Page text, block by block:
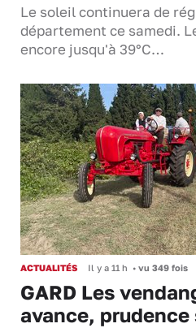
Le soleil continuera de
département ce samedi.
encore jusqu'à 39°C…
ACTUALITÉS Il y a 11 h • vu 349 fois
GARD Les
avance,